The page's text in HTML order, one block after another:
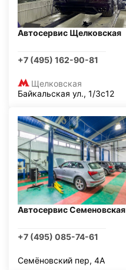
Автосервис Щелковская
+7 (495) 162-90-81
Щелковская
Байкальская ул., 1/3с12
Автосервис Семеновская
+7 (495) 085-74-61
Семёновский пер, 4А